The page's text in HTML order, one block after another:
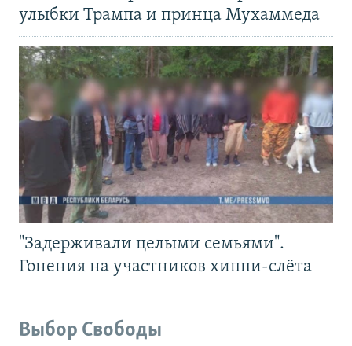
улыбки Трампа и принца Мухаммеда
"Задерживали целыми семьями".
Гонения на участников хиппи-слёта
Выбор Свободы